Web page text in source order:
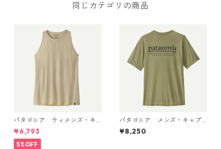
同じカテゴリの商品
パタゴニア ウィメンズ・キ
ャプリーン・クール・ウルト
ラ・タンク Pumice - Dyno W
hite X-Dye 44740 日本正規
¥6,793
5%OFF
パタゴニア メンズ・キャプ
リーン・クール・デイリー・
シャツ（ハット・トリッパ
¥8,250